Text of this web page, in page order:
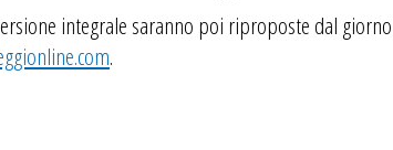
integrale saranno poi riproposte dal
.